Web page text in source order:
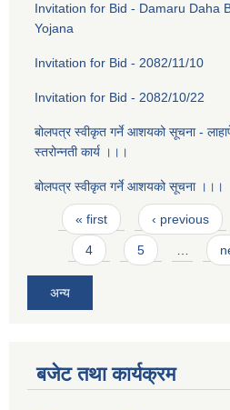
Invitation for Bid - Damaru Daha
Yojana
Invitation for Bid - 2082/11/10
Invitation for Bid - 2082/10/22
बोलपत्र स्वीकृत गर्ने आशयको सूचना -
स्तरोन्नती कार्य ।।।
बोलपत्र स्वीकृत गर्ने आशयको सूचना ।।।
Pages
« first ‹ previous
4 5 …
अन्य
बजेट तथा कार्यक्रम